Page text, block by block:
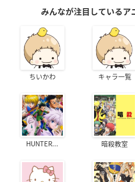
みんなが注目しているア
ちいかわ キャラ一覧
HUNTER... 暗殺教室